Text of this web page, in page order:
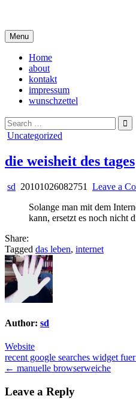
content
Menu
Home
about
kontakt
impressum
wunschzettel
Search
for:
Posted
Uncategorized
die weisheit des tages
sd 20101026082751 Leave a
Solange man mit dem
kann, ersetzt es noch nicht
Share:
Tagged das leben, internet
Author: sd
Website
Post
navigation
recent google searches widget
← manuelle browserweiche
Leave a Reply